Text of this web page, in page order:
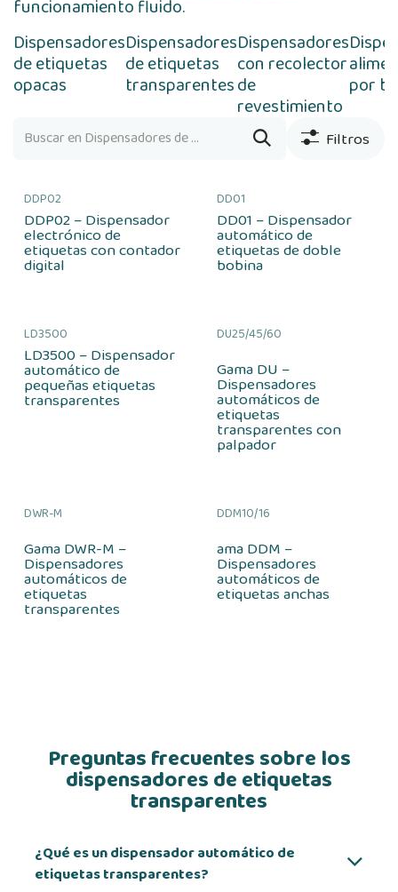
funcionamiento fluido.
Dispensadores
de etiquetas
opacas
Dispensadores
de etiquetas
transparentes
Dispensadores
con recolector
de
revestimiento
por
Filtros
DDP02
DDP02 – Dispensador
electrónico de
etiquetas con contador
digital
DD01
DD01 – Dispensador
automático de
etiquetas de doble
bobina
LD3500
LD3500 – Dispensador
automático de
pequeñas etiquetas
transparentes
DU25/45/60
Gama DU –
Dispensadores
automáticos de
etiquetas
transparentes con
palpador
DWR-M
Gama DWR-M –
Dispensadores
automáticos de
etiquetas
transparentes
DDM10/16
ama DDM –
Dispensadores
automáticos de
etiquetas anchas
Preguntas frecuentes sobre los
dispensadores de etiquetas
transparentes
¿Qué es un dispensador automático de
etiquetas transparentes?